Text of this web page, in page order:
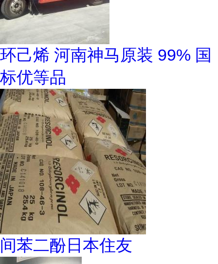
环己烯 河南神马原装 99% 国
标优等品
间苯二酚日本住友